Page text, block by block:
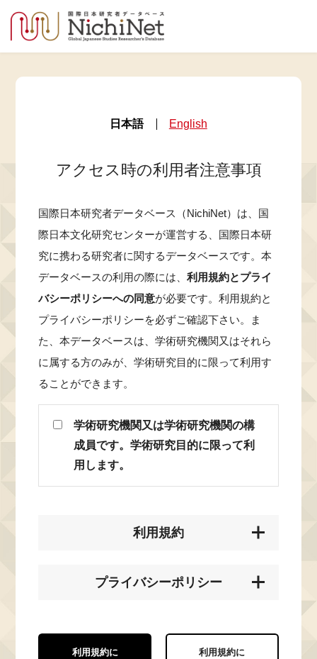
日本語 English
アクセス時の利用者注意事項
国際日本研究者データベース（NichiNet）は、国
際日本文化研究センターが運営する、国際日本研
究に携わる研究者に関するデータベースです。本
データベースの利用の際には、利用規約とプライ
バシーポリシーへの同意が必要です。利用規約と
プライバシーポリシーを必ずご確認下さい。ま
た、本データベースは、学術研究機関又はそれら
に属する方のみが、学術研究目的に限って利用す
ることができます。
学術研究機関又は学術研究機関の構
成員です。学術研究目的に限って利
用します。
利用規約
プライバシーポリシー
利用規約に 利用規約に